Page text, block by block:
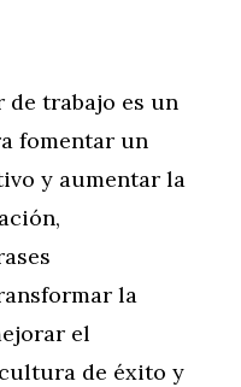
trabajo es un
fomentar un
y aumentar la
la
el
de éxito y